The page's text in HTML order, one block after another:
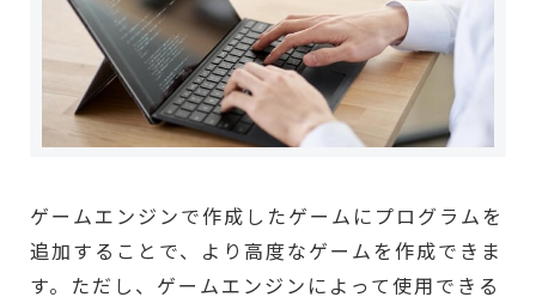
ゲームエンジンで作成したゲームにプログラムを
追加することで、より高度なゲームを作成できま
す。ただし、ゲームエンジンによって使用できる